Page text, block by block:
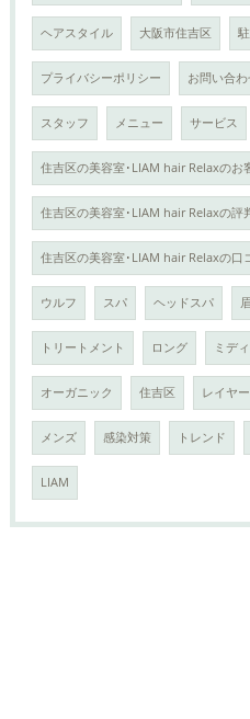
ヘアスタイル 大阪市住吉区
プライバシーポリシー お問い合
スタッフ メニュー サービス
住吉区の美容室･LIAM hair Relaxのお
住吉区の美容室･LIAM hair Relaxの評
住吉区の美容室･LIAM hair Relaxの口
ウルフ スパ ヘッドスパ
トリートメント ロング ミデ
オーガニック 住吉区 レイヤー
メンズ 感染対策 トレンド
LIAM